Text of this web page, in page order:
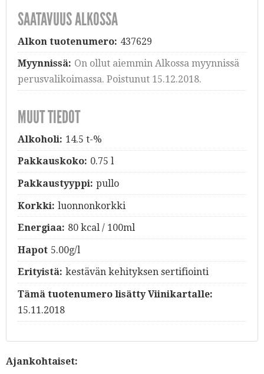
SAATAVUUS ALKOSSA
Alkon tuotenumero: 437629
Myynnissä: On ollut aiemmin Alkossa myynnissä
perusvalikoimassa. Poistunut 15.12.2018.
MUUT TIEDOT
Alkoholi: 14.5 t-%
Pakkauskoko: 0.75 l
Pakkaustyyppi: pullo
Korkki: luonnonkorkki
Energiaa: 80 kcal / 100ml
Hapot 5.00g/l
Erityistä: kestävän kehityksen sertifiointi
Tämä tuotenumero lisätty Viinikartalle:
15.11.2018
Ajankohtaiset: